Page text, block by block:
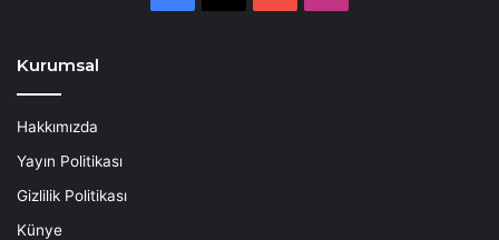
Kurumsal
Hakkımızda
Yayın Politikası
Gizlilik Politikası
Künye